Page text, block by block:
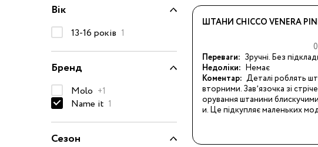
152-176 см
Черевики та
напівчеревики
Чоботи
Вік
13-16 років 1
Бренд
Molo +1
Name it 1
Сезон
ШТАНИ CHICCO VENERA
Переваги: Зручні. Без
Недоліки: Немає
Коментар: Деталі роблять
вторними. Завʼязочка зі
орування штанини
и. Це підкупляє маленьких